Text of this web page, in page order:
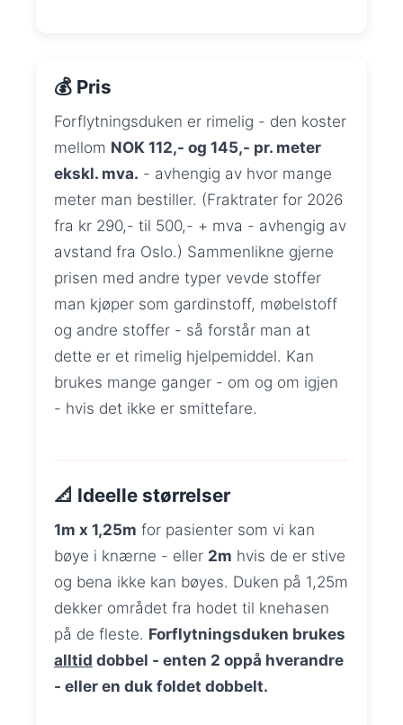
💰 Pris
Forflytningsduken er rimelig - den koster
mellom NOK 112,- og 145,- pr. meter
ekskl. mva. - avhengig av hvor mange
meter man bestiller. (Fraktrater for 2026
fra kr 290,- til 500,- + mva - avhengig av
avstand fra Oslo.) Sammenlikne gjerne
prisen med andre typer vevde stoffer
man kjøper som gardinstoff, møbelstoff
og andre stoffer - så forstår man at
dette er et rimelig hjelpemiddel. Kan
brukes mange ganger - om og om igjen
- hvis det ikke er smittefare.
📐 Ideelle størrelser
1m x 1,25m for pasienter som vi kan
bøye i knærne - eller 2m hvis de er stive
og bena ikke kan bøyes. Duken på 1,25m
dekker området fra hodet til knehasen
på de fleste. Forflytningsduken brukes
alltid dobbel - enten 2 oppå hverandre
- eller en duk foldet dobbelt.